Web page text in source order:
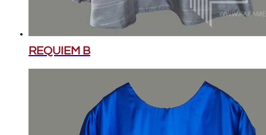
REQUIEM B